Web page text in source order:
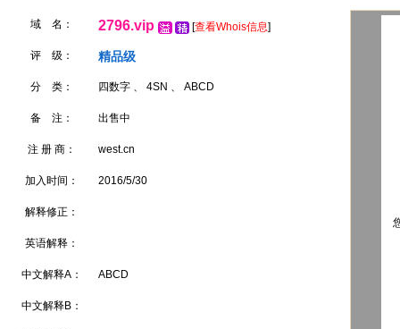
域 名： 2796.vip [查看Whois信息]
评 级： 精品级
分 类： 四数字 、 4SN 、 ABCD
备 注： 出售中
注 册 商： west.cn
加入时间： 2016/5/30
解释修正：
英语解释：
中文解释A： ABCD
中文解释B：